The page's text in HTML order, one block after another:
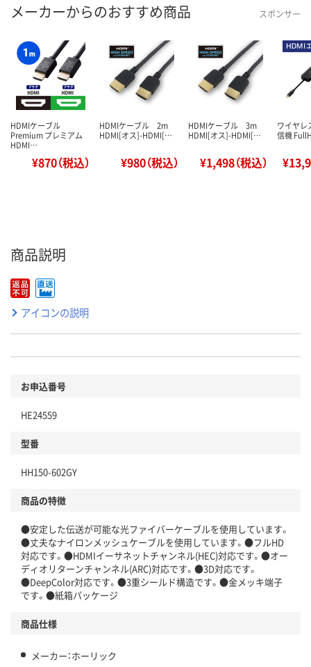
メーカーからのおすすめ商品 スポンサー
HDMIケーブル
Premium プレミアム
HDMI…
¥870（税込）
HDMIケーブル 2m
HDMI[オス]-HDMI[…
¥980（税込）
HDMIケーブル 3m
HDMI[オス]-HDMI[…
¥1,498（税込）
ワイヤレ
信機
商品説明
アイコンの説明
お申込番号
HE24559
型番
HH150-602GY
商品の特徴
●安定した伝送が可能な光ファイバーケーブルを使用しています。
●丈夫なナイロンメッシュケーブルを使用しています。●フルHD
対応です。●HDMIイーサネットチャンネル(HEC)対応です。●オー
ディオリターンチャンネル(ARC)対応です。●3D対応です。
●DeepColor対応です。●3重シールド構造です。●金メッキ端子
です。●紙箱パッケージ
商品仕様
メーカー：ホーリック